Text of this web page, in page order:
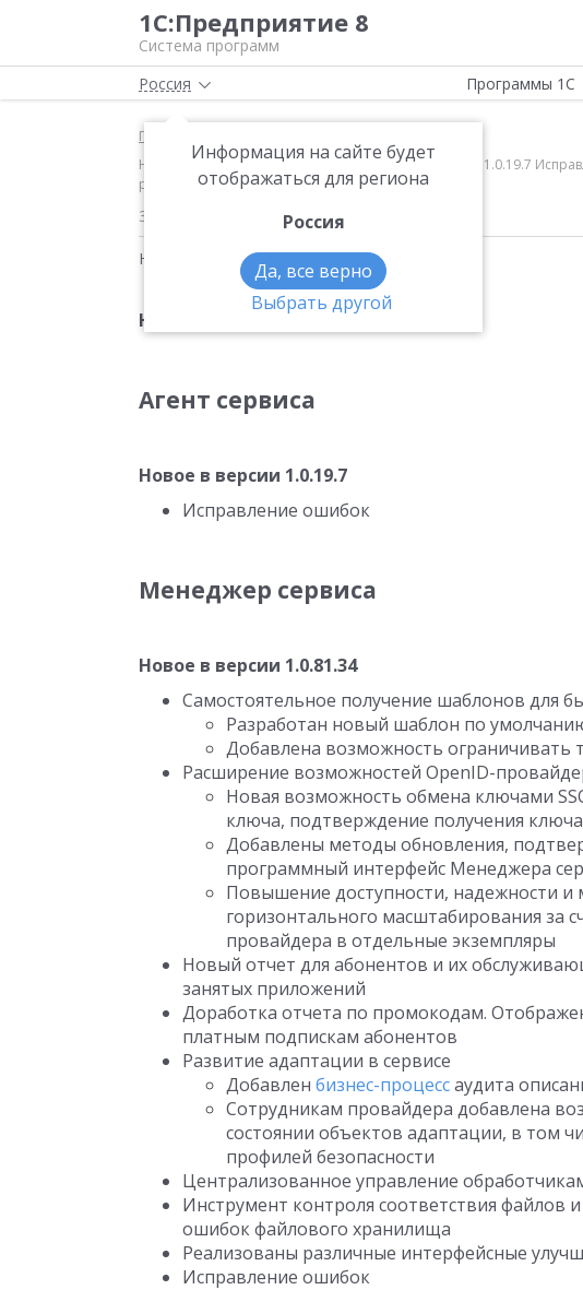
1С:Предприятие 8
Система программ
Россия
Информация на сайте будет
отображаться для региона
Россия
Да, все верно
Выбрать другой
Программы 1С
Главная
Новое в версии 1.0.23 Агент сервиса Новое в версии 1.0.19.7
регистрации абонентов
30.11.2018
Новости на тему:Обновление 1С
Новое в версии 1.0.23
Агент сервиса
Новое в версии 1.0.19.7
Исправление ошибок
Менеджер сервиса
Новое в версии 1.0.81.34
Самостоятельное получение шаблонов для
Разработан новый шаблон по
Добавлена возможность ограничивать
Расширение возможностей OpenID-
Новая возможность обмена ключами
ключа, подтверждение получения
Добавлены методы обновления,
программный интерфейс Менеджера
Повышение доступности, надежности и
горизонтального масштабирования за
провайдера в отдельные экземпляры
Новый отчет для абонентов и их
занятых приложений
Доработка отчета по промокодам.
платным подпискам абонентов
Развитие адаптации в сервисе
Добавлен бизнес-процессаудита
Сотрудникам провайдера добавлена
состоянии объектов адаптации, в том
профилей безопасности
Централизованное управление
Инструмент контроля соответствия файлов
ошибок файлового хранилища
Реализованы различные интерфейсные
Исправление ошибок